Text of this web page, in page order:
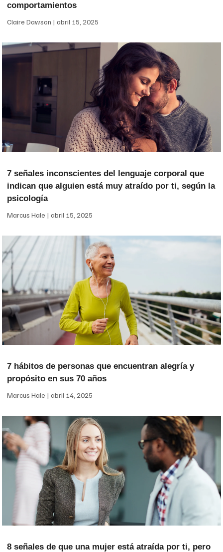
comportamientos
Claire Dawson abril 15, 2025
7 señales inconscientes del lenguaje corporal que
indican que alguien está muy atraído por ti, según la
psicología
Marcus Hale abril 15, 2025
7 hábitos de personas que encuentran alegría y
propósito en sus 70 años
Marcus Hale abril 14, 2025
8 señales de que una mujer está atraída por ti, pero